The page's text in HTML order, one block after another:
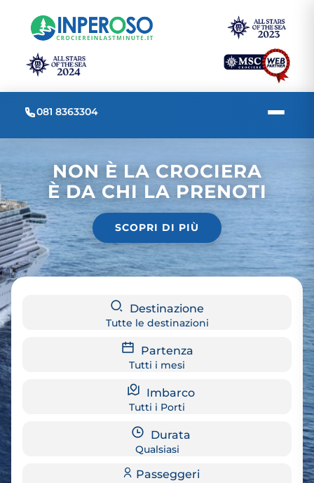
081 8363304
NON È LA CROCIERA
È DA CHI LA PRENOTI
SCOPRI DI PIÙ
Destinazione
Tutte le destinazioni
Partenza
Tutti i mesi
Imbarco
Tutti i Porti
Durata
Qualsiasi
Passeggeri